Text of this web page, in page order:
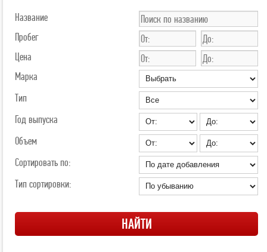
Название
Пробег
Цена
Марка
Тип
Год выпуска
Объем
Сортировать по:
Тип сортировки: